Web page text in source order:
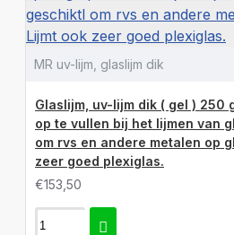
MR uv-lijm, glaslijm dik
Glaslijm, uv-lijm dik ( gel ) 250
op te vullen bij het lijmen van
om rvs en andere metalen op
zeer goed plexiglas.
€153,50